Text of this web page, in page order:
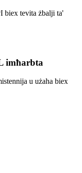
biex tevita żbalji ta'
imħarbta
u użaha biex